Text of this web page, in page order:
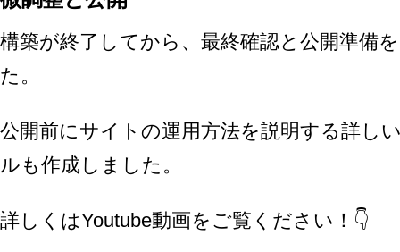
構築が終了してから、最終確認と公開準備
た。
公開前にサイトの運用方法を説明する詳し
ルも作成しました。
詳しくはYoutube動画をご覧ください！👇